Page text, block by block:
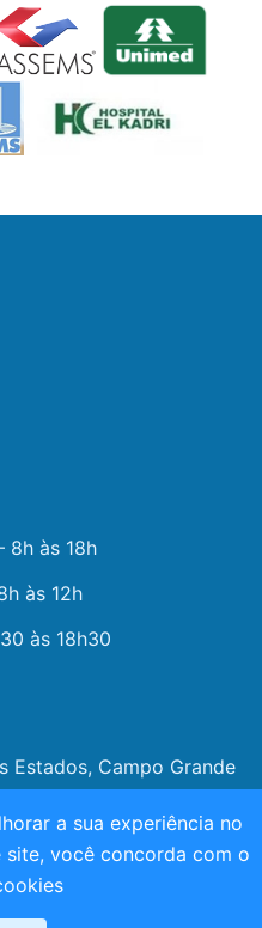
8h às 18h
às 12h
às 18h30
Estados, Campo Grande
. Todos os direitos
a sua experiência no
site, você concorda com o